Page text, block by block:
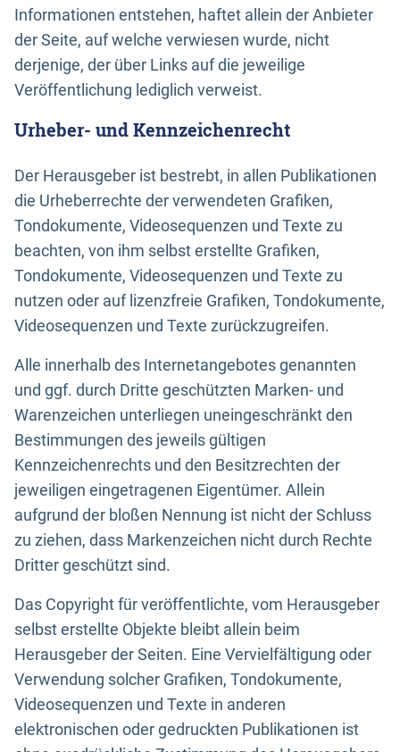
Informationen entstehen, haftet allein der Anbieter
der Seite, auf welche verwiesen wurde, nicht
derjenige, der über Links auf die jeweilige
Veröffentlichung lediglich verweist.
Urheber- und Kennzeichenrecht
Der Herausgeber ist bestrebt, in allen Publikationen
die Urheberrechte der verwendeten Grafiken,
Tondokumente, Videosequenzen und Texte zu
beachten, von ihm selbst erstellte Grafiken,
Tondokumente, Videosequenzen und Texte zu
nutzen oder auf lizenzfreie Grafiken, Tondokumente,
Videosequenzen und Texte zurückzugreifen.
Alle innerhalb des Internetangebotes genannten
und ggf. durch Dritte geschützten Marken- und
Warenzeichen unterliegen uneingeschränkt den
Bestimmungen des jeweils gültigen
Kennzeichenrechts und den Besitzrechten der
jeweiligen eingetragenen Eigentümer. Allein
aufgrund der bloßen Nennung ist nicht der Schluss
zu ziehen, dass Markenzeichen nicht durch Rechte
Dritter geschützt sind.
Das Copyright für veröffentlichte, vom Herausgeber
selbst erstellte Objekte bleibt allein beim
Herausgeber der Seiten. Eine Vervielfältigung oder
Verwendung solcher Grafiken, Tondokumente,
Videosequenzen und Texte in anderen
elektronischen oder gedruckten Publikationen ist